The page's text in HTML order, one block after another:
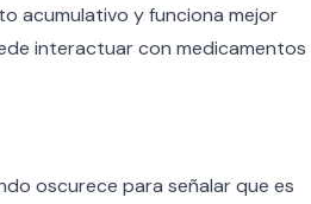
acumulativo y funciona mejor
interactuar con medicamentos
oscurece para señalar que es